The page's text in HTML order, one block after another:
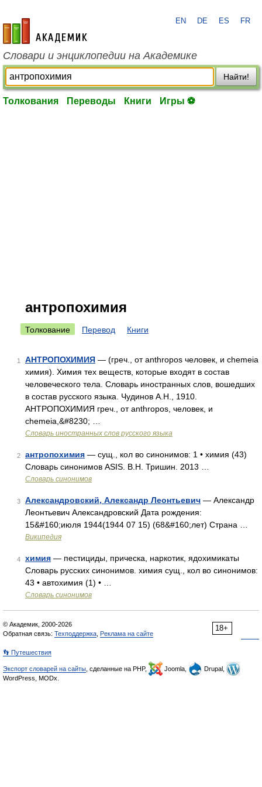
academic.ru
EN DE ES FR
Словари и энциклопедии на Академике
Найти!
Толкования Переводы Книги Игры ⚽
антропохимия
Толкование Перевод Книги
1 АНТРОПОХИМИЯ — (греч., от anthropos человек, и chemeia
химия). Химия тех веществ, которые входят в состав
человеческого тела. Словарь иностранных слов, вошедших
в состав русского языка. Чудинов А.Н., 1910.
АНТРОПОХИМИЯ греч., от anthropos, человек, и
chemeia,&#8230; …
Словарь иностранных слов русского языка
2 антропохимия — сущ., кол во синонимов: 1 • химия (43)
Словарь синонимов ASIS. В.Н. Тришин. 2013 …
Словарь синонимов
3 Александровский, Александр Леонтьевич — Александр
Леонтьевич Александровский Дата рождения:
15&#160;июля 1944(1944 07 15) (68&#160;лет) Страна …
Википедия
4 химия — пестициды, прическа, наркотик, ядохимикаты
Словарь русских синонимов. химия сущ., кол во синонимов:
43 • автохимия (1) • …
Словарь синонимов
18+
© Академик, 2000-2026
Обратная связь: Техподдержка Реклама на сайте
👣 Путешествия
Экспорт словарей на сайты , сделанные на PHP, Joomla,
Drupal,
WordPress, MODx.